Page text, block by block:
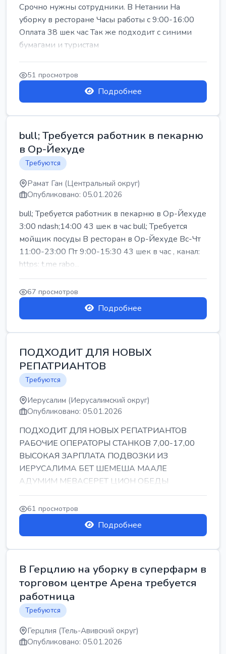
Срочно нужны сотрудники. В Нетании На
уборку в ресторане Часы работы с 9:00-16:00
Оплата 38 шек час Так же подходит с синими
бумагами и туристам
51 просмотров
Подробнее
bull; Требуется работник в пекарню
в Ор-Йехуде
Требуются
Рамат Ган (Центральный округ)
Опубликовано: 05.01.2026
bull; Требуется работник в пекарню в Ор-Йехуде
3:00 ndash;14:00 43 шек в час bull; Требуется
мойщик посуды В ресторан в Ор-Йехуде Вс-Чт
11:00-23:00 Пт 9:00-15:30 43 шек в час , канал:
https: t.me rabo...
67 просмотров
Подробнее
ПОДХОДИТ ДЛЯ НОВЫХ
РЕПАТРИАНТОВ
Требуются
Иерусалим (Иерусалимский округ)
Опубликовано: 05.01.2026
ПОДХОДИТ ДЛЯ НОВЫХ РЕПАТРИАНТОВ
РАБОЧИЕ ОПЕРАТОРЫ СТАНКОВ 7,00-17,00
ВЫСОКАЯ ЗАРПЛАТА ПОДВОЗКИ ИЗ
ИЕРУСАЛИМА БЕТ ШЕМЕША МААЛЕ
АДУМИМ МЕВАСЕРЕТ ЦИОН ОБЕДЫ
ПОДАРКИ КОРПОРАТИВЫ ИНГА
61 просмотров
Подробнее
В Герцлию на уборку в суперфарм в
торговом центре Арена требуется
работница
Требуются
Герцлия (Тель-Авивский округ)
Опубликовано: 05.01.2026